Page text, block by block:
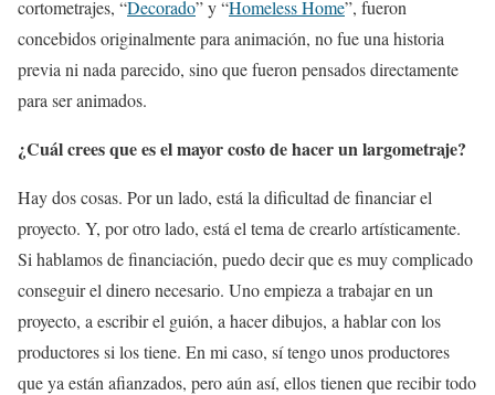
cortometrajes, “Decorado” y “Homeless Home”, fueron
concebidos originalmente para animación, no fue una historia
previa ni nada parecido, sino que fueron pensados directamente
para ser animados.
¿Cuál crees que es el mayor costo de hacer un largometraje?
Hay dos cosas. Por un lado, está la dificultad de financiar el
proyecto. Y, por otro lado, está el tema de crearlo artísticamente.
Si hablamos de financiación, puedo decir que es muy complicado
conseguir el dinero necesario. Uno empieza a trabajar en un
proyecto, a escribir el guión, a hacer dibujos, a hablar con los
productores si los tiene. En mi caso, sí tengo unos productores
que ya están afianzados, pero aún así, ellos tienen que recibir todo